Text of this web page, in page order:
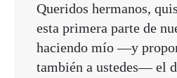
Queridos hermanos,
esta primera parte de
haciendo mío —y
también a ustedes— el